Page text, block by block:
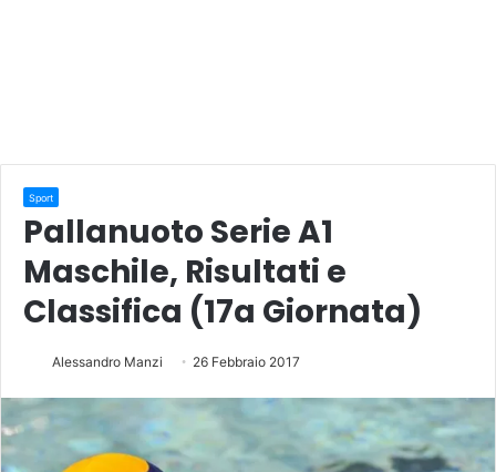
Sport
Pallanuoto Serie A1
Maschile, Risultati e
Classifica (17a Giornata)
Alessandro Manzi 26 Febbraio 2017